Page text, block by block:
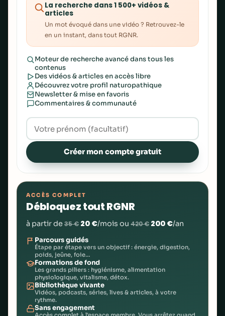
La recherche dans 1 500+ vidéos &
articles
Un mot évoqué dans une vidéo ? Retrouvez-le
en un instant, dans tout RGNR.
Moteur de recherche avancé dans tous les
contenus
Des vidéos & articles en accès libre
Découvrez votre profil naturopathique
Newsletter & mise en favoris
Commentaires & communauté
Créer mon compte gratuit
ACCÈS COMPLET
Débloquez tout RGNR
à partir de35 € 20 €/mois ou 420 € 200 €/an
Parcours guidés
Étape par étape vers un objectif : énergie, digestion,
poids, jeûne, foie…
Formations de fond
Les grands piliers : hygiénisme, alimentation
physiologique, vitalisme, détox.
Bibliothèque vivante
Vidéos, podcasts, séries, lives & articles, à votre
rythme.
Sans engagement